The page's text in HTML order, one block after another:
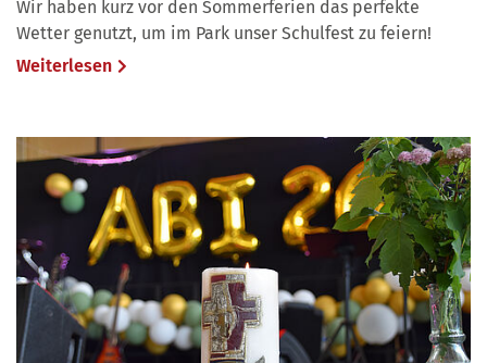
Wir haben kurz vor den Sommerferien das perfekte
Wetter genutzt, um im Park unser Schulfest zu feiern!
Weiterlesen